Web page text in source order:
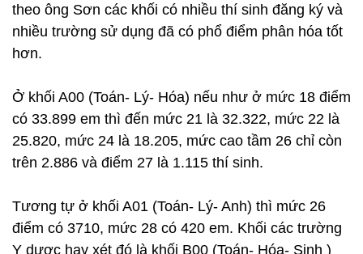
theo ông Sơn các khối có nhiều thí sinh đăng ký và
nhiều trường sử dụng đã có phổ điểm phân hóa tốt
hơn.
Ở khối A00 (Toán- Lý- Hóa) nếu như ở mức 18 điểm
có 33.899 em thì đến mức 21 là 32.322, mức 22 là
25.820, mức 24 là 18.205, mức cao tầm 26 chỉ còn
trên 2.886 và điểm 27 là 1.115 thí sinh.
Tương tự ở khối A01 (Toán- Lý- Anh) thì mức 26
điểm có 3710, mức 28 có 420 em. Khối các trường
Y dược hay xét đó là khối B00 (Toán- Hóa- Sinh )